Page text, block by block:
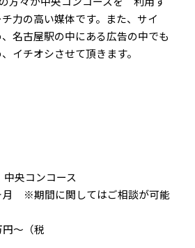
力の高い媒体です。また、サイ
名古屋駅の中にある広告の中でも
イチオシさせて頂きます。
央コンコース
月 ※期間に関してはご相談が可能
～（税